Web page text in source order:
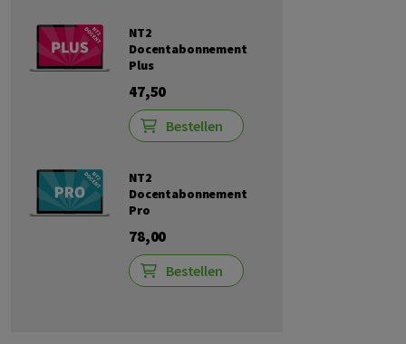
NT2
Docentabonnement
Plus
47,50
Bestellen
NT2
Docentabonnement
Pro
78,00
Bestellen